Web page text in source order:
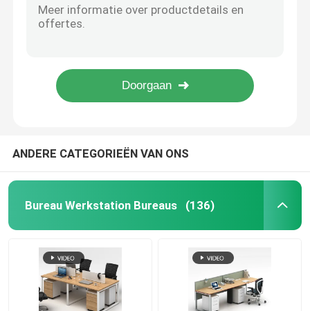
Het Regelbare Bureau van de bureauhoogte
Kantoor houten archiefkasten
Vouwbare Opleidingslijst
de lijst van de bureauconferentie
ANDERE CATEGORIEËN VAN ONS
Bureau Werkstation Bureaus (136)